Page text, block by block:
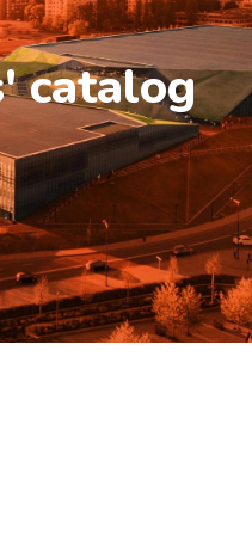
catalog